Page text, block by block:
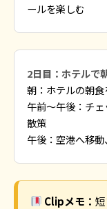
ールを楽しむ
2日目：ホテルで
朝：ホテルの朝
午前〜午後：チ
散策
午後：空港へ移
Clipメモ：